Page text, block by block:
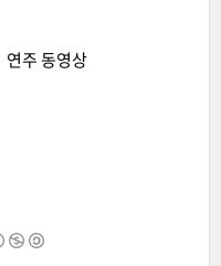
연주 동영상